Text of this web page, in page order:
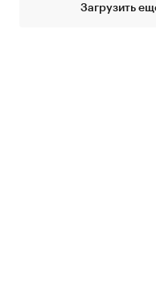
Загрузить